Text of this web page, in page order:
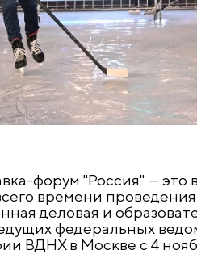
форум "Россия" —
времени
деловая и
федеральных
ВДНХ в Москве с 4